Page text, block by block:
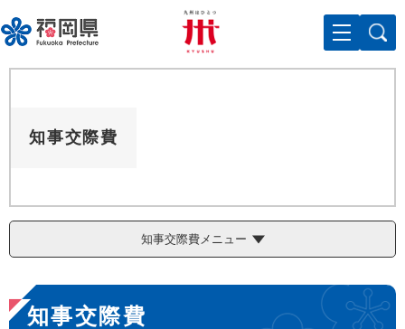
ー
ジ
の
メニューを飛ばして本文へ
知事交際費
知事交際費メニュー
本
文
知事交際費